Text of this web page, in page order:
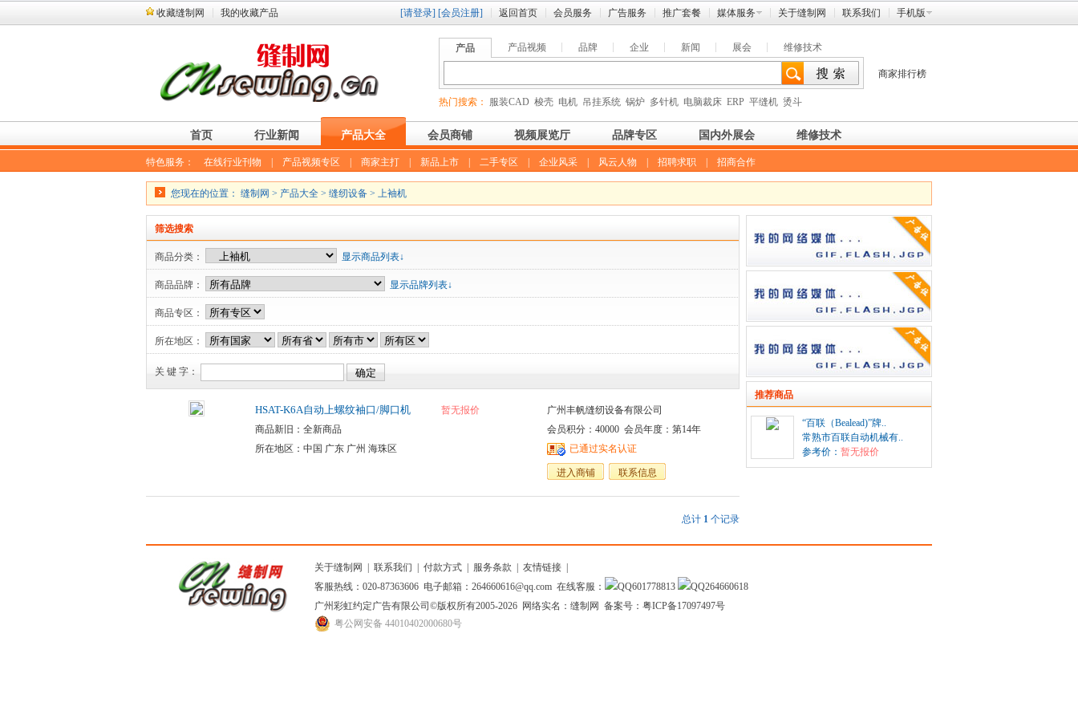
收藏缝制网 我的收藏产品 [请登录] [会员注册] 返回首页 会员服务 广告服务 推广套餐 媒体服务 关于缝制网 联系我们 手机版
产品 产品视频 品牌 企业 新闻 展会 维修技术
热门搜索： 服装CAD 梭壳 电机 吊挂系统 锅炉 多针机 电脑裁床 ERP 平缝机 烫斗
商家排行榜
首页 行业新闻 产品大全 会员商铺 视频展览厅 品牌专区 国内外展会 维修技术
特色服务： 在线行业刊物 产品视频专区 商家主打 新品上市 二手专区 企业风采 风云人物 招聘求职 招商合作
您现在的位置： 缝制网 > 产品大全 > 缝纫设备 > 上袖机
筛选搜索
商品分类： 显示商品列表↓
商品品牌： 显示品牌列表↓
商品专区：
所在地区：
关 键 字：
HSAT-K6A自动上螺纹袖口/脚口机
商品新旧：全新商品
所在地区：中国 广东 广州 海珠区
暂无报价
广州丰帆缝纫设备有限公司
会员积分：40000 会员年度：第14年
已通过实名认证
进入商铺 联系信息
总计 1 个记录
推荐商品
“百联（Bealead)”牌..
常熟市百联自动机械有..
参考价： 暂无报价
关于缝制网 联系我们 付款方式 服务条款 友情链接
客服热线：020-87363606 电子邮箱：264660616@qq.com 在线客服：
601778813
264660618
广州彩虹约定广告有限公司 ©版权所有2005-2026 网络实名：缝制网 备案号： 粤ICP备17097497号
粤公网安备 44010402000680号